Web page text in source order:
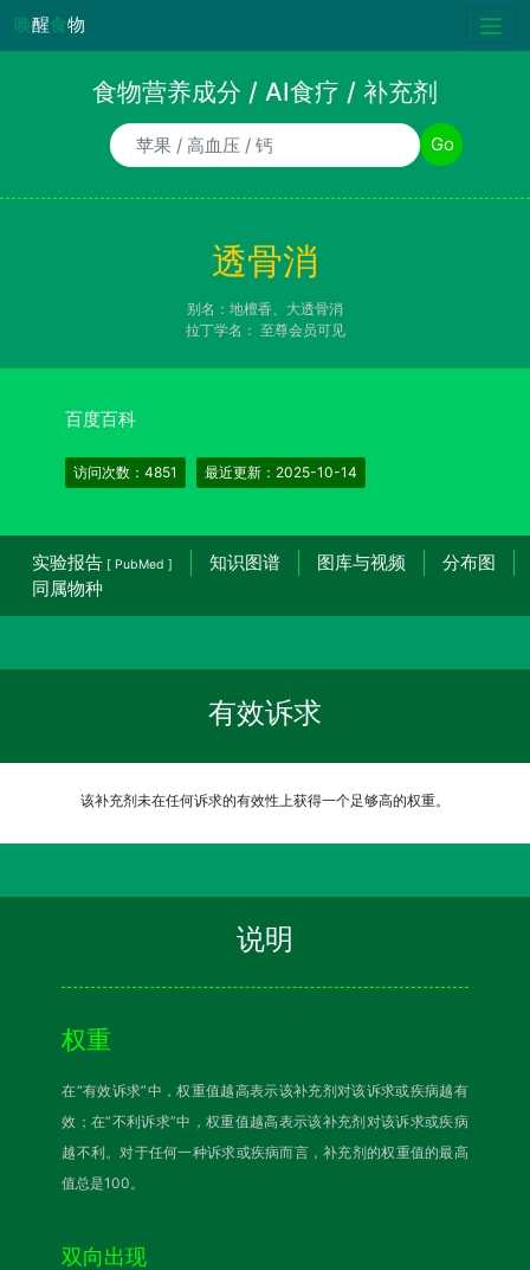
唤醒食物
食物营养成分 / AI食疗 / 补充剂
食物/AI食疗诉求/补充剂名称 Go
透骨消
别名：地檀香、大透骨消
拉丁学名： 至尊会员可见
百度百科
访问次数：4851 最近更新：2025-10-14
实验报告 [ PubMed ] 知识图谱 图库与视频
分布图
同属物种
有效诉求
该补充剂未在任何诉求的有效性上获得一个足够高的权重。
说明
权重
在“有效诉求”中，权重值越高表示该补充剂对该诉求或疾病越有
效；在“不利诉求”中，权重值越高表示该补充剂对该诉求或疾病
越不利。对于任何一种诉求或疾病而言，补充剂的权重值的最高
值总是100。
双向出现